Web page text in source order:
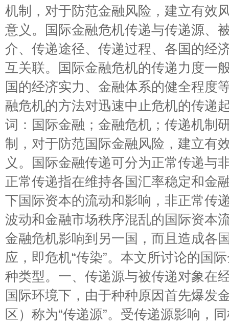
机制，对于防范金融风险，建立有效
意义。国际金融危机传递与传递源、
介、传递途径、传递过程、各国的经
互关联。国际金融危机的传递力度一
国的经济实力、金融体系的健全程度
融危机的方法对迅速中止危机的传递
词：国际金融；金融危机；传递机制
制，对于防范国际金融风险，建立有
义。国际金融传递可分为正常传递与
正常传递指在维持各国汇率稳定和金
下国际资本的流动和影响，非正常传
波动和金融市场秩序混乱的国际资本
金融危机影响到另一国，而且造成各
应，即危机“传染”。本文所讨论的国
种类型。一、传递源与被传递对象在
国际环境下，由于种种原因首先爆发
区）称为“传递源”。受传递源影响，